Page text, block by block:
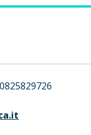
0825829726